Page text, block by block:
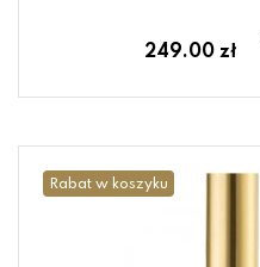
249.00 zł
Rabat w koszyku